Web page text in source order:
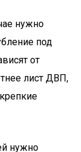
нужно
под
от
лист ДВП,
нужно